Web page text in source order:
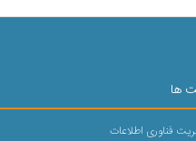
ها
فناوری اطلاعات